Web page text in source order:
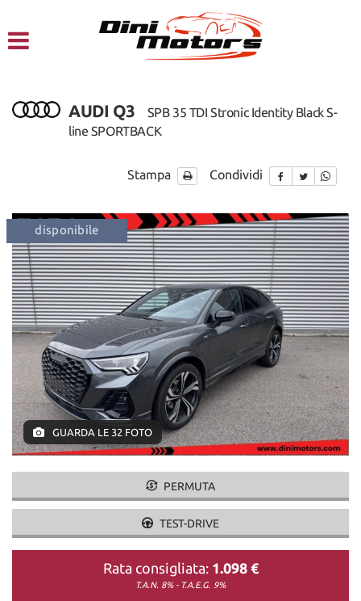
LISTA VEICOLI
SERVIZI
FINANZIAMENTI – LEASING
ACQUISTIAMO USATO
ASSISTENZA
DICONO DI NOI
CONTATTI
AUDI Q3
SPB 35 TDI Stronic Identity Black S-
line SPORTBACK
Stampa Condividi
disponibile fuoristrada
GUARDA LE 32 FOTO
PERMUTA
TEST-DRIVE
Rata consigliata: 1.098 €
T.A.N. 8% - T.A.E.G. 9%